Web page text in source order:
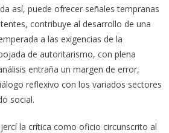
así, puede ofrecer señales tempranas
contribuye al desarrollo de una
a las exigencias de la
de autoritarismo, con plena
entraña un margen de error,
reflexivo con los variados sectores
social.
la crítica como oficio circunscrito al